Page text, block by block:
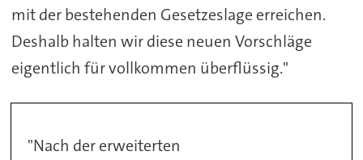
mit der bestehenden Gesetzeslage erreichen.
Deshalb halten wir diese neuen Vorschläge
eigentlich für vollkommen überflüssig."
"Nach der erweiterten